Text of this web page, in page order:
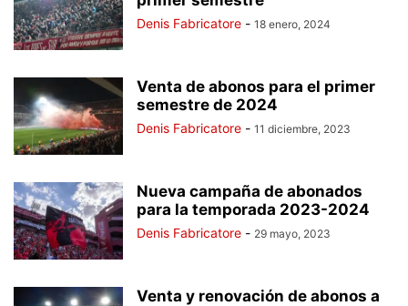
Denis Fabricatore - 18 enero, 2024
Venta de abonos para el primer
semestre de 2024
Denis Fabricatore - 11 diciembre, 2023
Nueva campaña de abonados
para la temporada 2023-2024
Denis Fabricatore - 29 mayo, 2023
Venta y renovación de abonos a